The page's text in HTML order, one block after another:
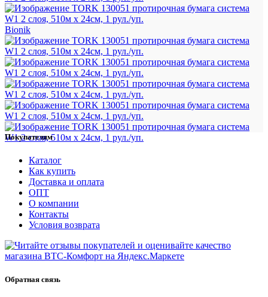
Bionik
Покупателям
Каталог
Как купить
Доставка и оплата
ОПТ
О компании
Контакты
Условия возврата
Обратная связь